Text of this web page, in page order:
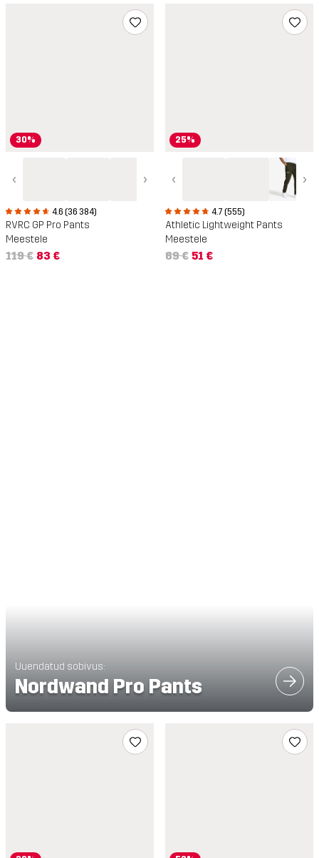
30%
‹ ›
4.6 (36 384)
RVRC GP Pro Pants
Meestele
119 € 83 €
25%
‹ ›
4.7 (555)
Athletic Lightweight Pants
Meestele
69 € 51 €
Uuendatud sobivus:
Nordwand Pro Pants